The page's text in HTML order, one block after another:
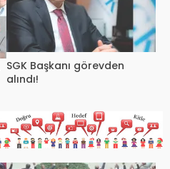
SGK Başkanı görevden
alındı!